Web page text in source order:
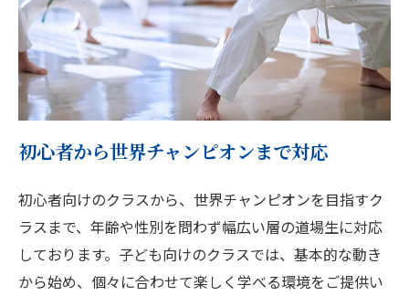
初心者から世界チャンピオンまで対応
初心者向けのクラスから、世界チャンピオンを目指すク
ラスまで、年齢や性別を問わず幅広い層の道場生に対応
しております。子ども向けのクラスでは、基本的な動き
から始め、個々に合わせて楽しく学べる環境をご提供い